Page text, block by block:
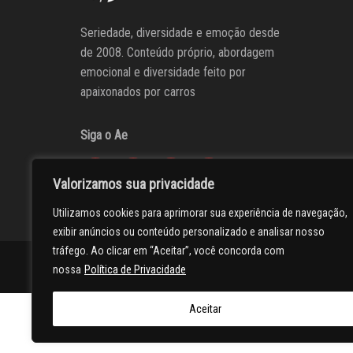
Valorizamos sua privacidade
Utilizamos cookies para aprimorar sua experiência de navegação,
exibir anúncios ou conteúdo personalizado e analisar nosso
tráfego. Ao clicar em “Aceitar”, você concorda com
nossa Política de Privacidade
Aceitar
Seriedade, diversidade e emoção desde
de 2008. Conteúdo próprio, abordagem
emocional e diversidade feito por
apaixonados por carros
Siga o Ae
AUTOentusiastas Editores